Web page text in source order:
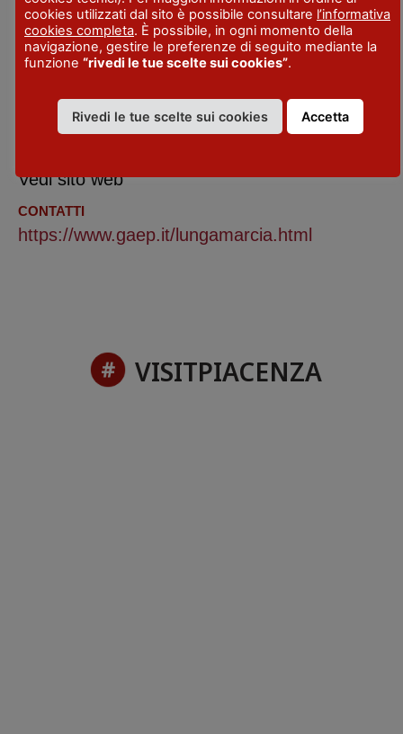
Passo del Cerro - Bettola
Passo del Mercatello- Ferriere
Passo della Cappelletta- Farini
25 mag 2025
Vedi sito web
CONTATTI
https://www.gaep.it/lungamarcia.html
VISITPIACENZA
cookies utilizzati dal sito è possibile consultare l’informativa
cookies completa. È possibile, in ogni momento della
navigazione, gestire le preferenze di seguito mediante la
funzione “rivedi le tue scelte sui cookies”.
Rivedi le tue scelte sui cookies Accetta